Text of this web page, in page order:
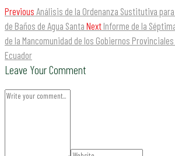
Previous Análisis de la Ordenanza Sustitutiva
de Baños de Agua Santa Next Informe de la
de la Mancomunidad de los Gobiernos
Ecuador
Leave Your Comment